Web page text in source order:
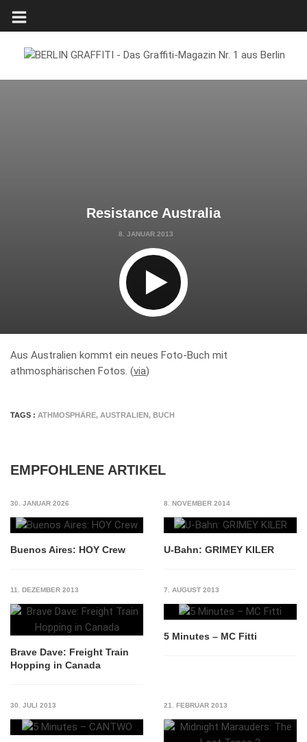
Resistance Australia
8. JANUAR 2013
Aus Australien kommt ein neues Foto-Buch mit
athmosphärischen Fotos. (via)
TAGS : ATHMOSPHÄRE, AUSTRALIEN, BUCH
EMPFOHLENE ARTIKEL
30. JANUAR 2026
Buenos Aires: HOY Crew
8. NOVEMBER 2014
U-Bahn: GRIMEY KILER
11. DEZEMBER 2013
Brave Dave: Freight Train
Hopping in Canada
7. AUGUST 2013
5 Minutes – MC Fitti
30. JULI 2013 21. FEBRUAR 2013